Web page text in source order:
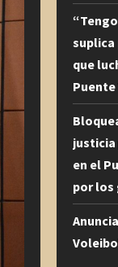
suplica
que
justicia
en el
por los